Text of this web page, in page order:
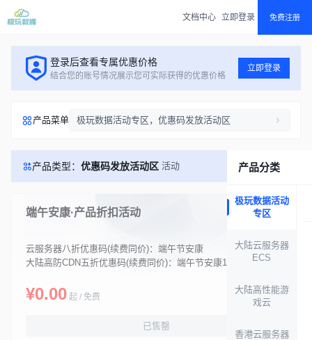
文档中心 立即登录 免费注册
登录后查看专属优惠价格
结合您的账号情况展示您可实际获得的优惠价格
立即登录
产品菜单 极玩数据活动专区，优惠码发放活动区
产品分类
极玩数据活动
专区
大陆云服务器
ECS
大陆高性能游
戏云
香港云服务器
产品类型： 优惠码发放活动区 活动
端午安康·产品折扣活动 售罄
云服务器八折优惠码(续费同价)：端午节安康
大陆高防CDN五折优惠码(续费同价)：端午节安康1
¥0.00 起 / 免费
已售罄